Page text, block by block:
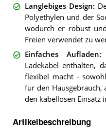
Langlebiges Design:
Polyethylen und der
wodurch er robust
Freien verwendet zu
Einfaches Aufladen:
Ladekabel enthalten,
flexibel macht -
für den
den kabellosen Einsatz
Artikelbeschreibung